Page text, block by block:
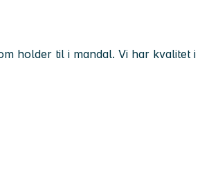
holder til i mandal. Vi har kvalitet i